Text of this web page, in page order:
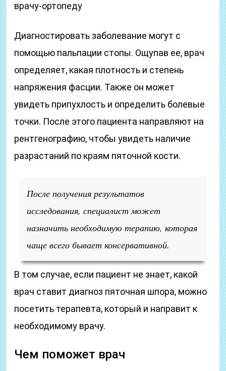
врачу-ортопеду
Диагностировать заболевание могут с
помощью пальпации стопы. Ощупав ее, врач
определяет, какая плотность и степень
напряжения фасции. Также он может
увидеть припухлость и определить болевые
точки. После этого пациента направляют на
рентгенографию, чтобы увидеть наличие
разрастаний по краям пяточной кости.
После получения результатов
исследования, специалист может
назначить необходимую терапию, которая
чаще всего бывает консервативной.
В том случае, если пациент не знает, какой
врач ставит диагноз пяточная шпора, можно
посетить терапевта, который и направит к
необходимому врачу.
Чем поможет врач